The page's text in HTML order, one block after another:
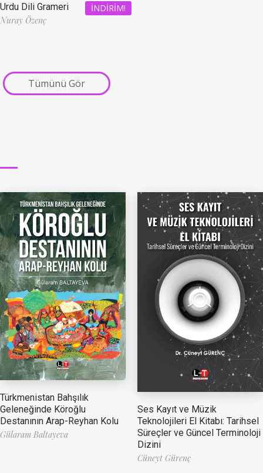
İNDIRIM!
Urdu Dili Grameri
Nuray Özenç
Tümünü Gör
Türkmenistan Bahşılık
Geleneğinde Köroğlu
Destanının Arap-Reyhan Kolu
Gülaram Baltayeva
Ses Kayıt ve Müzik
Teknolojileri El Kitabı: Tarihsel
Süreçler ve Güncel Terminoloji
Dizini
Cüneyt Gürenç